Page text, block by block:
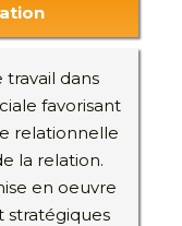
dans
favorisant
relationnelle
la relation.
en oeuvre
stratégiques